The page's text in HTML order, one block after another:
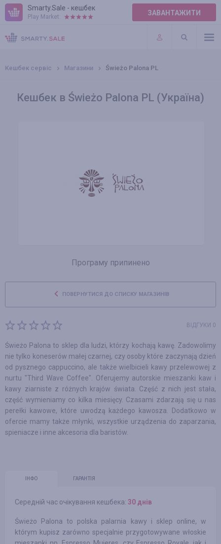
Smarty.Sale - кешбек
Play Market: ЗАВАНТАЖИТИ
ПРАВИЛА
ПЛАГІНИ
Кешбек сервіс Магазини Świeżo Palona PL
Кешбек в Świeżo Palona PL (Україна)
Програму припинено
ПОВЕРНУТИСЯ ДО СПИСКУ МАГАЗИНІВ
ВІДГУКИ 0
Świeżo Palona to sklep dla ludzi, którzy kochają kawę. Zadowolimy
nie tylko koneserów małej czarnej, czy osoby które zaczynają dzień
od pysznego cappuccino, ale także wielbicieli kawy przelewowej z
nurtu "Third Wave Coffee". Oferujemy autorskie mieszanki kaw i
kawy ziarniste z różnych krajów świata. Część z nich jest stała,
część wymieniamy co kilka miesięcy. Czasami zdarzają się u nas
perełki kawowe, które uwodzą każdego kawosza. Dodatkowo w
ofercie mamy także młynki, wszystkie urządzenia do zaparzania,
spieniacze i inne akcesoria dla baristów.
ІНФО ГАРАНТІЯ
Середній час очікування кешбека: 30 днів
Świeżo Palona to polska palarnia kawy i sklep online, w
którym kupisz zarówno specjalnie przygotowywane włoskie